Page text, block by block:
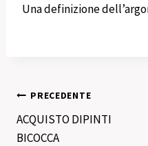
Una definizione
Navigazione
articoli
PRECEDENTE
ACQUISTO DIPINTI
BICOCCA